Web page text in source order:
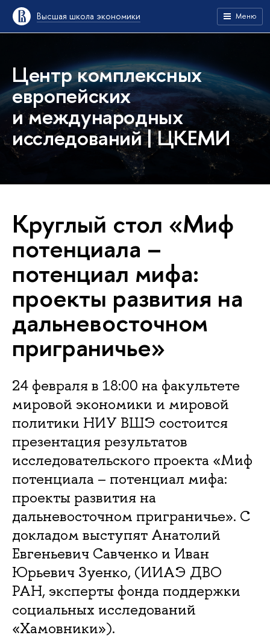
Высшая школа экономики Меню
Центр комплексных
европейских
и международных
исследований | ЦКЕМИ
Круглый стол «Миф
потенциала –
потенциал мифа:
проекты развития на
дальневосточном
приграничье»
24 февраля в 18:00 на факультете
мировой экономики и мировой
политики НИУ ВШЭ состоится
презентация результатов
исследовательского проекта «Миф
потенциала – потенциал мифа:
проекты развития на
дальневосточном приграничье». С
докладом выступят Анатолий
Евгеньевич Савченко и Иван
Юрьевич Зуенко, (ИИАЭ ДВО
РАН, эксперты фонда поддержки
социальных исследований
«Хамовники»).